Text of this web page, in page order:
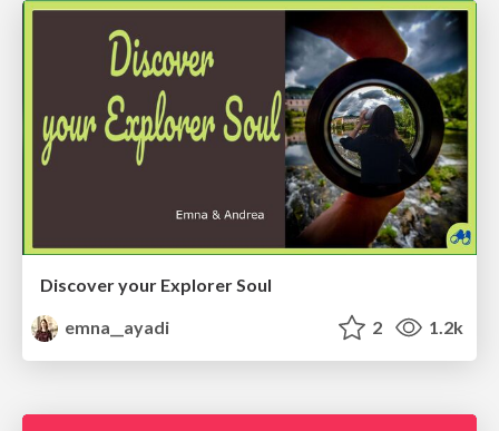
Discover your Explorer Soul
emna__ayadi
2 1.2k